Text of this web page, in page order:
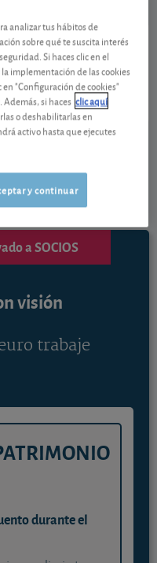
78,40 EUR
0,7 EUR (0,90 %)
Ver detalladamente
de
Vea el consejo
para esta acción.
a SOCIOS
visión
trabaje
durante el
analizar tus hábitos de
sobre qué te suscita interés
Si haces clic en el
implementación de las cookies
"Configuración de cookies"
si haces clic aquí
o deshabilitarlas en
activo hasta que ejecutes
y continuar